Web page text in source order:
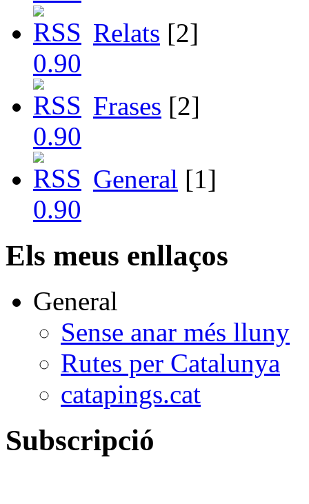
Relats [2]
Frases [2]
General [1]
Els meus enllaços
General
Sense anar més lluny
Rutes per Catalunya
catapings.cat
Subscripció